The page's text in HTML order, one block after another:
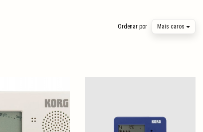
Ordenar por Mais caros